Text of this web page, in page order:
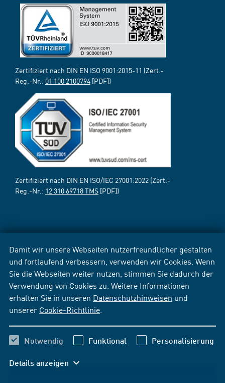
Damit wir unsere Webseiten nutzerfreundlicher gestalten
und fortlaufend verbessern, verwenden wir Cookies. Wenn
Sie die Webseiten weiter nutzen, stimmen Sie dadurch der
Verwendung von Cookies zu. Weitere Informationen
erhalten Sie in unseren Datenschutzhinweisen und
unserer Cookie-Richtlinie
Notwendig Funktional Personalisierung
Details anzeigen
Zertifiziert nach DIN EN ISO 9001:2015-11 (Zert.-
Reg.-Nr.: 01 100 2100794 [PDF])
Zertifiziert nach DIN EN ISO/IEC 27001:2022 (Zert.-
Reg.-Nr.: 12 310 69718 TMS [PDF])